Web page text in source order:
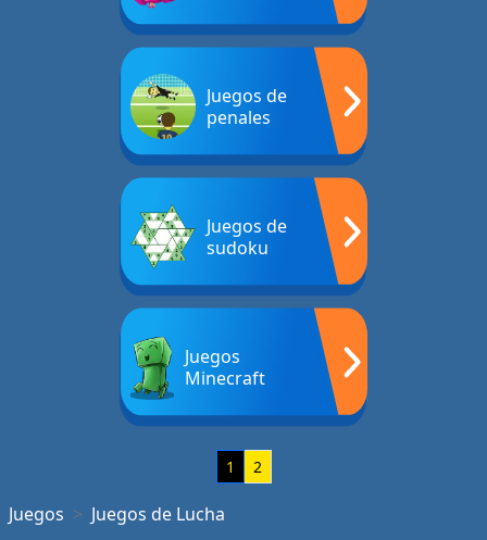
Juegos de
penales
Juegos de
sudoku
Juegos
Minecraft
1 2
Juegos Juegos de Lucha